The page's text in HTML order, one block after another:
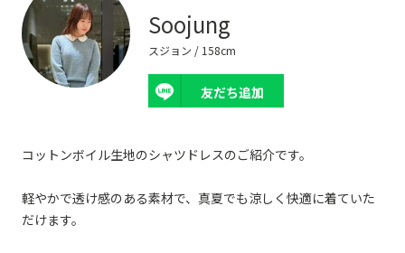
Soojung
スジョン / 158cm
友だち追加
コットンボイル生地のシャツドレスのご紹介です。
軽やかで透け感のある素材で、真夏でも涼しく快適に着ていた
だけます。